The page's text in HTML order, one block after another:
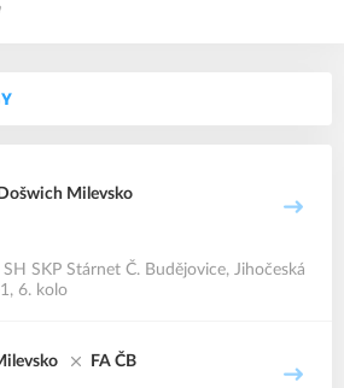
Došwich Milevsko
SH SKP Stárnet Č. Budějovice, Jihočeská
6. kolo
FA ČB